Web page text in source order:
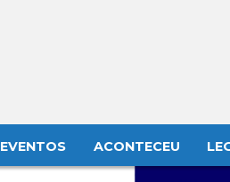
EVENTOS ACONTECEU